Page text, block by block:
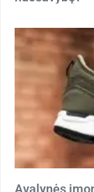
Avalynės